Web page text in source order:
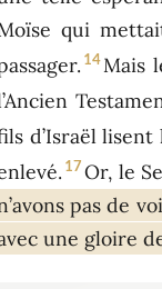
qui
14Mais
d’Israël
17 Or, le
pas de
une gloire